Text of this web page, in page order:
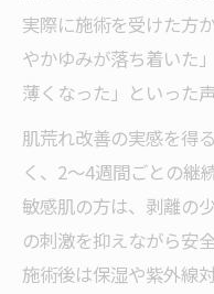
肌荒れを防ぐ
方
敏感肌女性に
法
施術前後のケ
施術後の肌荒れ
ハーブピーリ
の違い
実際に施術を受けた方
やかゆみが落ち着いた
薄くなった」といった
肌荒れ改善の実感を得
く、2～4週間ごとの継
敏感肌の方は、剥離の
の刺激を抑えながら安
施術後は保湿や紫外線